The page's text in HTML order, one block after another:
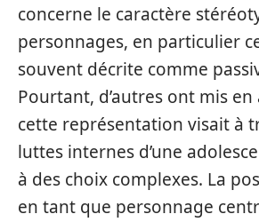
concerne le caractère
personnages, en particulier
souvent décrite comme
Pourtant, d’autres ont mis
cette représentation visait à
luttes internes d’une
à des choix complexes. La
en tant que personnage